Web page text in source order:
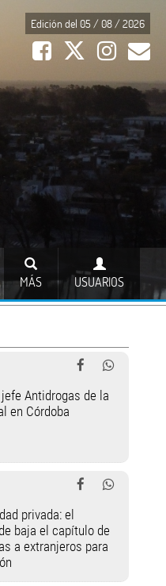
Edición del 05 / 08 / 2026
USUARIOS
MÁS
Antidrogas de la
en Córdoba
privada: el
baja el capítulo de
a extranjeros para